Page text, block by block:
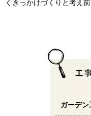
くきっかけづくりと考え
ガーデン